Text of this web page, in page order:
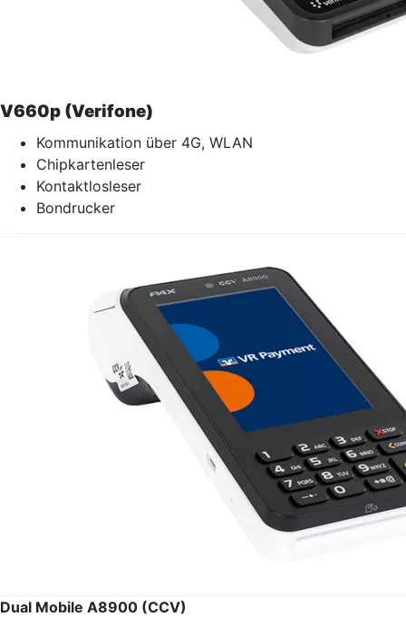
V660p (Verifone)
Kommunikation über 4G, WLAN
Chipkartenleser
Kontaktlosleser
Bondrucker
Dual Mobile A8900 (CCV)